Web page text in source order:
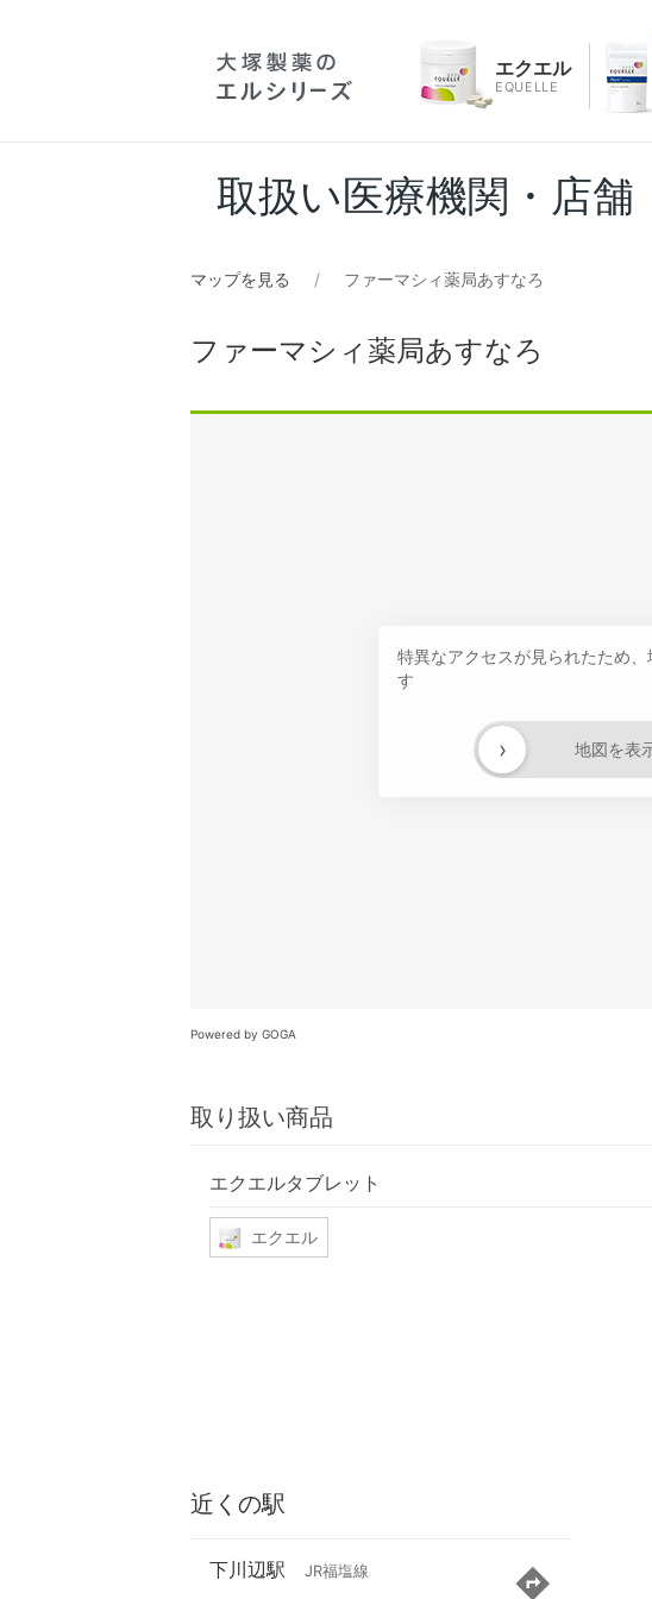
エクエル
EQUELLE
取扱い医療機関・店舗
マップを見る ファーマシィ薬局あすなろ
ファーマシィ薬局あすなろ
特異なアクセスが見られたため
す
地図を表
›
Powered by GOGA
取り扱い商品
エクエルタブレット
エクエル
近くの駅
下川辺駅 JR福塩線